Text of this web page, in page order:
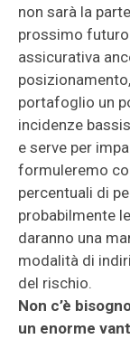
non sarà la
prossimo futuro
assicurativa
portafoglio un
incidenze
e serve per
formuleremo
percentuali di
probabilmente
daranno una
modalità di
del rischio.
Non c’è
un enorme